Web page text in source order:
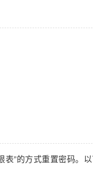
表”的方式重置密码。